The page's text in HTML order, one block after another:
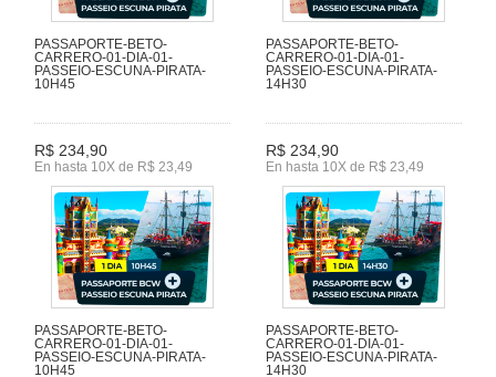
PASSAPORTE-BETO-
CARRERO-01-DIA-01-
PASSEIO-ESCUNA-PIRATA-
10H45
R$ 234,90
En hasta 10X de R$ 23,49
PASSAPORTE-BETO-
CARRERO-01-DIA-01-
PASSEIO-ESCUNA-PIRATA-
14H30
R$ 234,90
En hasta 10X de R$ 23,49
PASSAPORTE-BETO-
CARRERO-01-DIA-01-
PASSEIO-ESCUNA-PIRATA-
10H45
PASSAPORTE-BETO-
CARRERO-01-DIA-01-
PASSEIO-ESCUNA-PIRATA-
14H30